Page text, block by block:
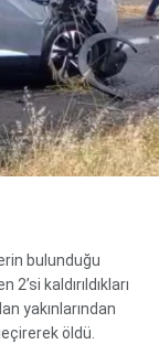
İhbar Hattı
bulunduğu
kaldırıldıkları
yakınlarından
öldü.